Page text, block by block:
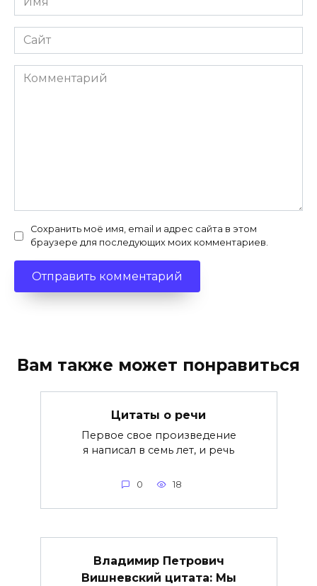
*
Сайт
Комментарий
Сохранить моё имя, email и адрес сайта в этом
браузере для последующих моих комментариев.
Вам также может понравиться
Цитаты о речи
Первое свое произведение
я написал в семь лет, и речь
0 18
Владимир Петрович
Вишневский цитата: Мы